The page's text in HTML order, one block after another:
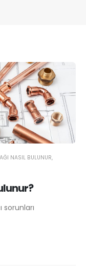
NASIL BULUNUR,
sorunları